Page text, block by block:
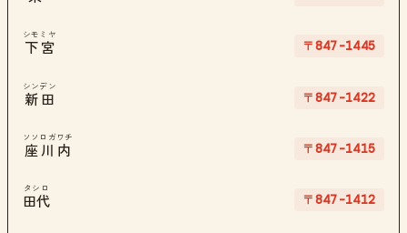
下宮
シモミヤ
〒847-1445
新田
シンデン
〒847-1422
座川内
ソソロガワチ
〒847-1415
田代
タシロ
〒847-1412